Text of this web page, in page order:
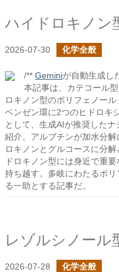
ハイドロキノン
2026-07-30 化学全般
/** Geminiが自動生成し
本記事は、カテコール
ロキノン型のポリフェノー
ベンゼン環に2つのヒドロキ
として、生成AIが推奨した
紹介。アルブチンが加水分
ロキノンとグルコースに分
ドロキノン型には身近で重
持ち越す。多岐にわたるポ
る一助とする記事だ。
レゾルシノール
2026-07-28 化学全般